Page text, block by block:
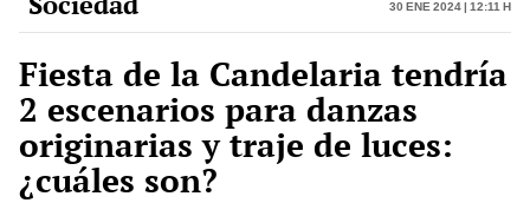
30 Ene 2024 | 12:11 h
Fiesta de la Candelaria tendría
2 escenarios para danzas
originarias y traje de luces:
¿cuáles son?